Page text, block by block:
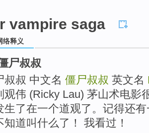
vampire saga
络释义
尸叔叔
叔叔 中文名 僵尸叔叔 英文名
观伟 (Ricky Lau) 茅山术电影
生了在一个道观了。记得还
知道叫什么了！ 我看过！